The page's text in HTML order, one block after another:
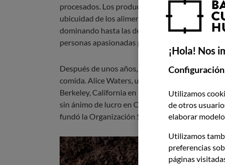
procesados. Los productos envasados
ubicuidad de los alimentos enlatados durante
dominando hasta las décadas de 1960 y 1970.
personas apasionadas por la comida local y
Después de unos años, las preferencias hippies
comida. Alice Waters, una pionera de la
Berkeley, California en 1971. Unos años más
sin ánimo de lucro en Oregón. Más tarde, el
fundó la Organización Slow Food en Italia.
¡Hola! Nos
Utilizamos
de otros
elaborar
Utilizamos
preferencias
páginas